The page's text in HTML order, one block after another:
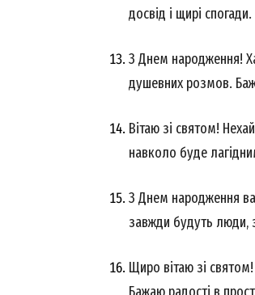
досвід і щирі
З Днем народження!
душевних розмов.
Вітаю зі святом!
навколо буде
З Днем народження
завжди будуть люди,
Щиро вітаю зі